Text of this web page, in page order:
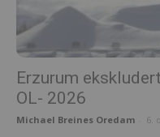
Erzurum
OL- 2026
Michael Breines Oredam 6.